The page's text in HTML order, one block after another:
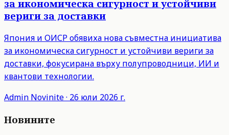
за икономическа сигурност и устойчиви
вериги за доставки
Япония и ОИСР обявиха нова съвместна инициатива
за икономическа сигурност и устойчиви вериги за
доставки, фокусирана върху полупроводници, ИИ и
квантови технологии.
Admin Novinite· 26 юли 2026 г.
Новините